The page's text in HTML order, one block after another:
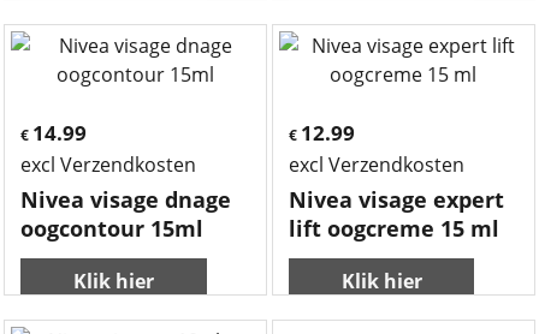
€ 14.99
excl Verzendkosten
Nivea visage dnage
oogcontour 15ml
Klik hier
€ 12.99
excl Verzendkosten
Nivea visage expert
lift oogcreme 15 ml
Klik hier